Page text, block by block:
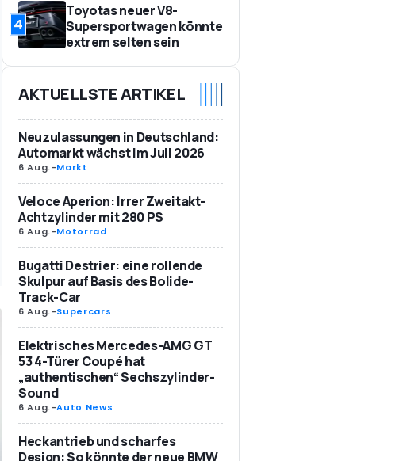
4
Toyotas neuer V8-
Supersportwagen könnte
extrem selten sein
AKTUELLSTE ARTIKEL
Neuzulassungen in Deutschland:
Automarkt wächst im Juli 2026
6 Aug.-Markt
Veloce Aperion: Irrer Zweitakt-
Achtzylinder mit 280 PS
6 Aug.-Motorrad
Bugatti Destrier: eine rollende
Skulpur auf Basis des Bolide-
Track-Car
6 Aug.-Supercars
Elektrisches Mercedes-AMG GT
53 4-Türer Coupé hat
„authentischen“ Sechszylinder-
Sound
6 Aug.-Auto News
Heckantrieb und scharfes
Design: So könnte der neue BMW